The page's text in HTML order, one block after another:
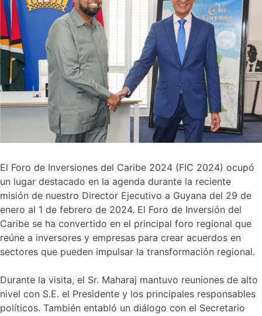
El Foro de Inversiones del Caribe 2024 (FIC 2024) ocupó
un lugar destacado en la agenda durante la reciente
misión de nuestro Director Ejecutivo a Guyana del 29 de
enero al 1 de febrero de 2024. El Foro de Inversión del
Caribe se ha convertido en el principal foro regional que
reúne a inversores y empresas para crear acuerdos en
sectores que pueden impulsar la transformación regional.
Durante la visita, el Sr. Maharaj mantuvo reuniones de alto
nivel con S.E. el Presidente y los principales responsables
políticos. También entabló un diálogo con el Secretario